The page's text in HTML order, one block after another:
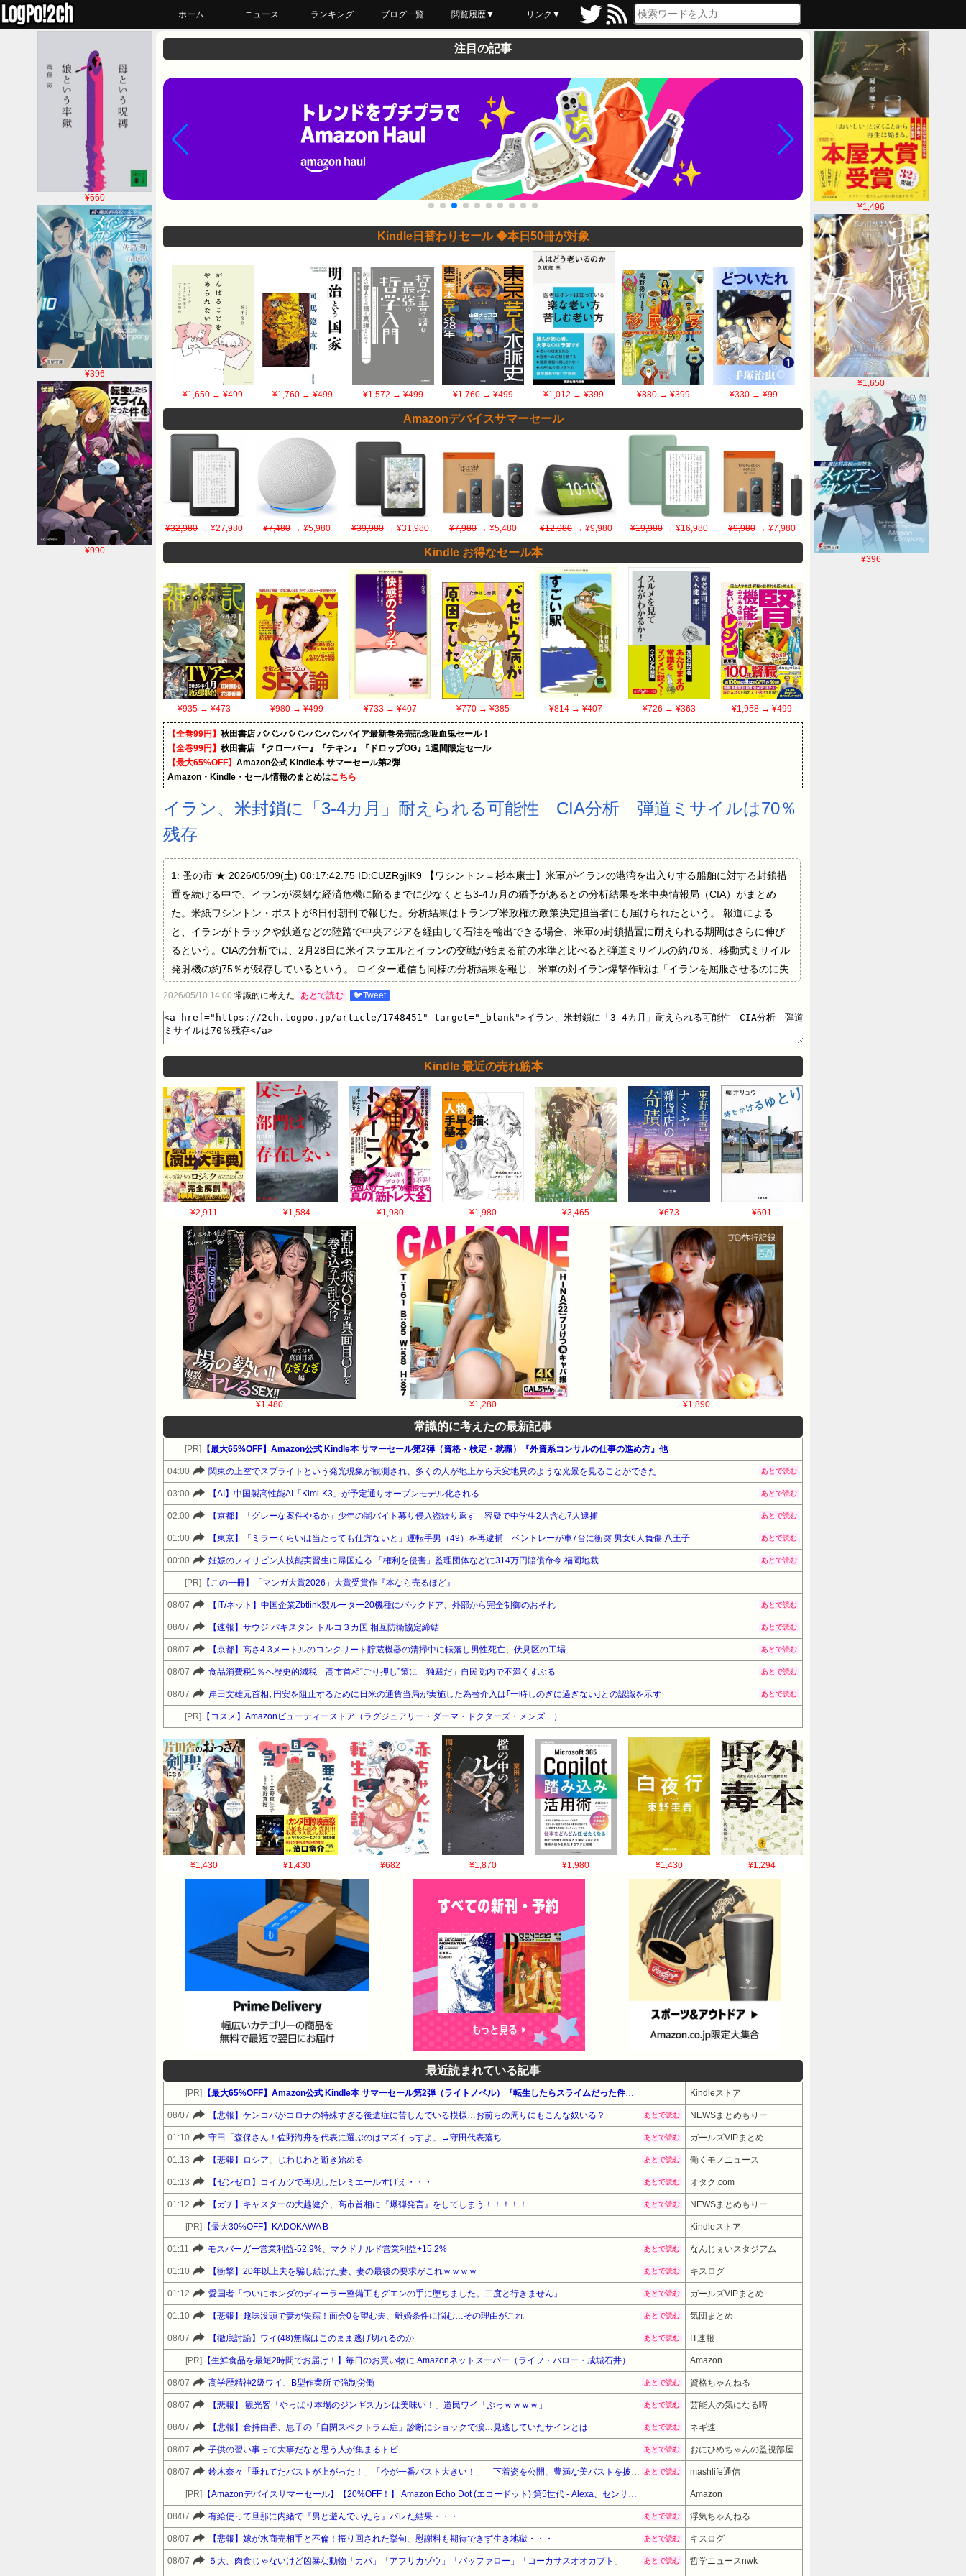
ホーム ニュース ランキング ブログ一覧 閲覧履歴▼
最近読んだ
あとで読む
ブックマーク
リンク▼
¥1,496
¥1,650
¥396
¥660
¥396
¥990
注目の記事
Kindle日替わりセール ◆本日50冊が対象
¥1,650→ ¥499 ¥1,760 → ¥499 ¥1,572→ ¥499 ¥1,760 → ¥499 ¥1,012→ ¥399 ¥880 → ¥399 ¥330 → ¥99
Amazonデバイスサマーセール
¥32,980 → ¥27,980 ¥7,480→ ¥5,980 ¥39,980→ ¥31,980 ¥7,980→ ¥5,480 ¥12,980→ ¥9,980 ¥19,980→ ¥16,980 ¥9,980→ ¥7,980
Kindle お得なセール本
¥935 → ¥473 ¥980→ ¥499 ¥733→ ¥407 ¥770→ ¥385 ¥814→ ¥407 ¥726→ ¥363 ¥1,958→ ¥499
【全巻99円】 秋田書店 ババンババンバンバンパイア最新巻発売記念吸血鬼セール！
【全巻99円】 秋田書店 『クローバー』『チキン』『ドロップOG』1週間限定セール
【最大65%OFF】 Amazon公式 Kindle本 サマーセール第2弾
Amazon・Kindle・セール情報のまとめはこちら
イラン、米封鎖に「3-4カ月」耐えられる可能性 CIA分析 弾道ミサイルは70％
残存
1: 蚤の市 ★ 2026/05/09(土) 08:17:42.75 ID:CUZRgjIK9 【ワシントン＝杉本康士】米軍がイランの港湾を出入りする船舶に対する封鎖措
置を続ける中で、イランが深刻な経済危機に陥るまでに少なくとも3-4カ月の猶予があるとの分析結果を米中央情報局（CIA）がまとめ
た。米紙ワシントン・ポストが8日付朝刊で報じた。分析結果はトランプ米政権の政策決定担当者にも届けられたという。 報道による
と、イランがトラックや鉄道などの陸路で中央アジアを経由して石油を輸出できる場合、米軍の封鎖措置に耐えられる期間はさらに伸び
るという。CIAの分析では、2月28日に米イスラエルとイランの交戦が始まる前の水準と比べると弾道ミサイルの約70％、移動式ミサイル
発射機の約75％が残存しているという。 ロイター通信も同様の分析結果を報じ、米軍の対イラン爆撃作戦は「イランを屈服させるのに失
敗した」とする米政府関係者の話を伝えた。 米軍による封鎖措置は4月13日に開始された。イランの石油輸出を断つとともに、エネルギ
闘終結に向けた交渉で妥協を引き出したい考えだが、イラン側も事実上のホルムズ海峡封鎖を継続するなど強硬な構えを崩していない。
産経新聞 2026/5/9 07:51 引用元: ・イラン、米封鎖に「3-4カ月」耐えられる可能性 CIA分析 弾道ミサイルは70％残存 [蚤の市★]…
2026/05/10 14:00 常識的に考えた あとで読む 🐦Tweet
Kindle 最近の売れ筋本
¥2,911 ¥1,584 ¥1,980 ¥1,980 ¥3,465 ¥673 ¥601
¥1,480 ¥1,280 ¥1,890
常識的に考えたの最新記事
[PR] 【最大65%OFF】Amazon公式 Kindle本 サマーセール第2弾（資格・検定・就職）『外資系コンサルの仕事の進め方』他
04:00 関東の上空でスプライトという発光現象が観測され、多くの人が地上から天変地異のような光景を見ることができた あとで読む
03:00 【AI】中国製高性能AI「Kimi-K3」が予定通りオープンモデル化される あとで読む
02:00 【京都】「グレーな案件やるか」少年の闇バイト募り侵入盗繰り返す 容疑で中学生2人含む7人逮捕 あとで読む
01:00 【東京】「ミラーくらいは当たっても仕方ないと」運転手男（49）を再逮捕 ベントレーが車7台に衝突 男女6人負傷 八王子 あとで読む
00:00 妊娠のフィリピン人技能実習生に帰国迫る 「権利を侵害」監理団体などに314万円賠償命令 福岡地裁 あとで読む
[PR] 【この一冊】「マンガ大賞2026」大賞受賞作『本なら売るほど』
08/07 【IT/ネット】中国企業Zbtlink製ルーター20機種にバックドア、外部から完全制御のおそれ あとで読む
08/07 【速報】サウジ パキスタン トルコ３カ国 相互防衛協定締結 あとで読む
08/07 【京都】高さ4.3メートルのコンクリート貯蔵機器の清掃中に転落し男性死亡、伏見区の工場 あとで読む
08/07 食品消費税1％へ歴史的減税 高市首相“ごり押し”策に「独裁だ」自民党内で不満くすぶる あとで読む
08/07 岸田文雄元首相､円安を阻止するために日米の通貨当局が実施した為替介入は｢一時しのぎに過ぎない｣との認識を示す あとで読む
[PR] 【コスメ】Amazonビューティーストア（ラグジュアリー・ダーマ・ドクターズ・メンズ…）
¥1,430 ¥1,430 ¥682 ¥1,870 ¥1,980 ¥1,430 ¥1,294
最近読まれている記事
[PR] 【最大65%OFF】Amazon公式 Kindle本 サマーセール第2弾（ライトノベル）『転生したらスライムだった件』他 Kindleストア
08/07 【悲報】ケンコバがコロナの特殊すぎる後遺症に苦しんでいる模様…お前らの周りにもこんな奴いる？ あとで読む NEWSまとめもりー
01:10 守田「森保さん！佐野海舟を代表に選ぶのはマズイっすよ」→守田代表落ち あとで読む ガールズVIPまとめ
01:13 【悲報】ロシア、じわじわと逝き始める あとで読む 働くモノニュース
01:13 【ゼンゼロ】コイカツで再現したレミエールすげえ・・・ あとで読む オタク.com
01:12 【ガチ】キャスターの大越健介、高市首相に『爆弾発言』をしてしまう！！！！！ あとで読む NEWSまとめもりー
[PR] 【最大30%OFF】KADOKAWA B Kindleストア
01:11 モスバーガー営業利益-52.9%、マクドナルド営業利益+15.2% あとで読む なんじぇいスタジアム
01:10 【衝撃】20年以上夫を騙し続けた妻、妻の最後の要求がこれｗｗｗｗ あとで読む キスログ
01:12 愛国者「ついにホンダのディーラー整備工もグエンの手に堕ちました。二度と行きません」 あとで読む ガールズVIPまとめ
01:10 【悲報】趣味没頭で妻が失踪！面会0を望む夫、離婚条件に悩む…その理由がこれ あとで読む 気団まとめ
08/07 【徹底討論】ワイ(48)無職はこのまま逃げ切れるのか あとで読む IT速報
[PR] 【生鮮食品を最短2時間でお届け！】毎日のお買い物に Amazonネットスーパー（ライフ・バロー・成城石井） Amazon
08/07 高学歴精神2級ワイ、B型作業所で強制労働 あとで読む 資格ちゃんねる
08/07 【悲報】 観光客「やっぱり本場のジンギスカンは美味い！」道民ワイ「ぷっｗｗｗｗ」 あとで読む 芸能人の気になる噂
08/07 【悲報】倉持由香、息子の「自閉スペクトラム症」診断にショックで涙…見逃していたサインとは あとで読む ネギ速
08/07 子供の習い事って大事だなと思う人が集まるトピ あとで読む おにひめちゃんの監視部屋
08/07 鈴木奈々「垂れてたバストが上がった！」「今が一番バスト大きい！」 下着姿を公開、豊満な美バストを披露 （画像あり） あとで読む mashlife通信
[PR] 【Amazonデバイスサマーセール】【20%OFF！】 Amazon Echo Dot (エコードット) 第5世代 - Alexa、センサー搭載、鮮やかなサウンド｜グレーシャーホワイト Amazon
08/07 有給使って旦那に内緒で『男と遊んでいたら』バレた結果・・・ あとで読む 浮気ちゃんねる
08/07 【悲報】嫁が水商売相手と不倫！振り回された挙句、慰謝料も期待できず生き地獄・・・ あとで読む キスログ
08/07 ５大、肉食じゃないけど凶暴な動物「カバ」「アフリカゾウ」「バッファロー」「コーカサスオオカブト」 あとで読む 哲学ニュースnwk